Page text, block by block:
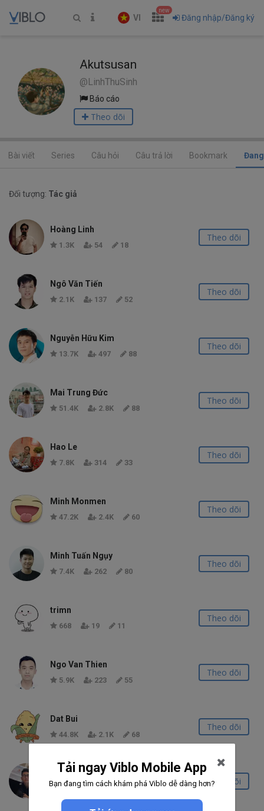
VI
new
Đăng nhập/Đăng ký
Akutsusan
@LinhThuSinh
Báo cáo
Theo dõi
Bài viết Series Câu hỏi Câu trả lời Bookmark
Đối tượng: Tác giả
Hoàng Linh
1.3K 54 18
Theo dõi
Ngô Văn Tiến
2.1K 137 52
Theo dõi
Nguyễn Hữu Kim
13.7K 497 88
Theo dõi
Mai Trung Đức
51.4K 2.8K 88
Theo dõi
Hao Le
7.8K 314 33
Theo dõi
Minh Monmen
47.2K 2.4K 60
Theo dõi
Minh Tuấn Ngụy
7.4K 262 80
Theo dõi
trimn
668 19 11
Theo dõi
Ngo Van Thien
5.9K 223 55
Theo dõi
Dat Bui
44.8K 2.1K 68
Theo dõi
Hoàng Đinh
8.0K 248 43
Theo dõi
Tải ngay Viblo Mobile App
Bạn đang tìm cách khám phá Viblo dễ dàng hơn?